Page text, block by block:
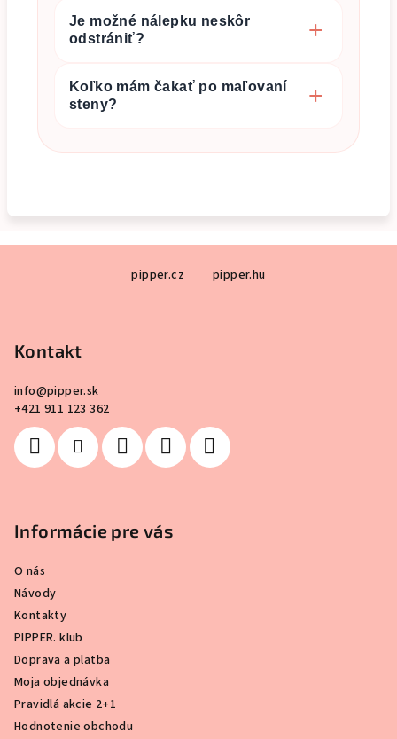
Je možné nálepku neskôr
odstrániť?
Koľko mám čakať po maľovaní
steny?
pipper.cz pipper.hu
Kontakt
info@pipper.sk
+421 911 123 362
Informácie pre vás
O nás
Návody
Kontakty
PIPPER. klub
Doprava a platba
Moja objednávka
Pravidlá akcie 2+1
Hodnotenie obchodu